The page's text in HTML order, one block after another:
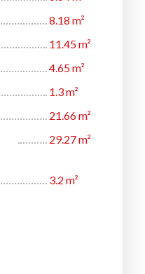
8.18 m²
11.45 m²
4.65 m²
1.3 m²
21.66 m²
29.27 m²
3.2 m²